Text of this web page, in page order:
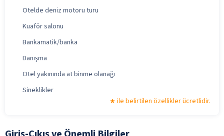
Otelde deniz motoru turu
Kuaför salonu
Bankamatik/banka
Danışma
Otel yakınında at binme olanağı
Sineklikler
ile belirtilen özellikler ücretlidir.